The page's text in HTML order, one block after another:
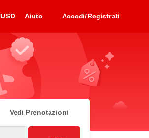
USD Aiuto Accedi/Registrati
Vedi Prenotazioni